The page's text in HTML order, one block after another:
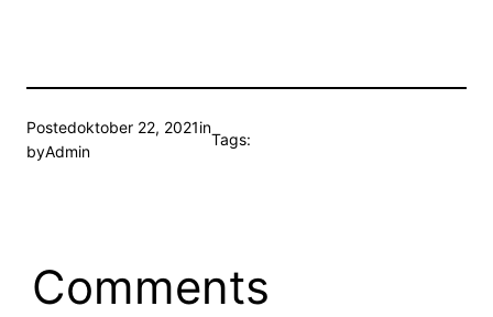
Postedoktober 22, 2021in
byAdmin
Tags:
Comments